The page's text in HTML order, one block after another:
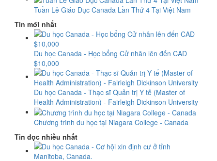
Tuần Lễ Giáo Dục Canada Lần Thứ 4 Tại Việt Nam
Tin mới nhất
Du học Canada - Học bổng Cử nhân lên đến CAD
$10,000
Du học Canada - Thạc sĩ Quản trị Y tế (Master of
Health Administration) - Fairleigh Dickinson University
Chương trình du học tại Niagara College - Canada
Tin đọc nhiều nhất